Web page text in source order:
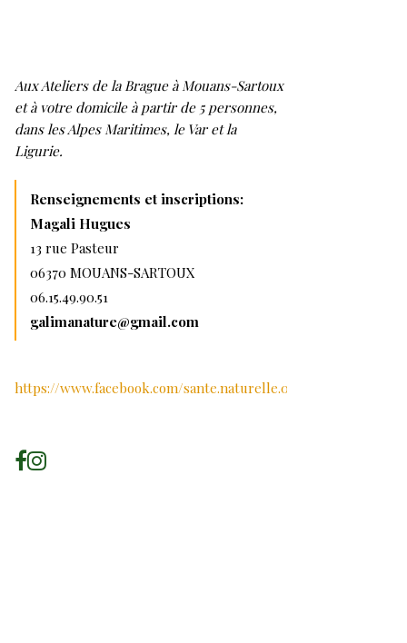
Aux Ateliers de la Brague à Mouans-Sartoux
et à votre domicile à partir de 5 personnes,
dans les Alpes Maritimes, le Var et la
Ligurie.
Renseignements et inscriptions:
Magali Hugues
13 rue Pasteur
06370 MOUANS-SARTOUX
06.15.49.90.51
galimanature@gmail.com
https://www.facebook.com/sante.naturelle.06